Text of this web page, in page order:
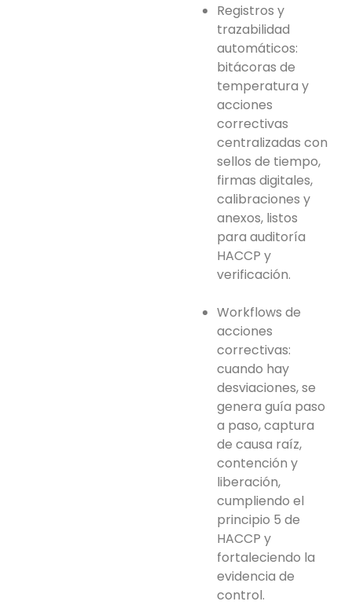
Registros y
trazabilidad
automáticos:
bitácoras de
temperatura y
acciones
correctivas
centralizadas con
sellos de tiempo,
firmas digitales,
calibraciones y
anexos, listos
para auditoría
HACCP y
verificación.
Workflows de
acciones
correctivas:
cuando hay
desviaciones, se
genera guía paso
a paso, captura
de causa raíz,
contención y
liberación,
cumpliendo el
principio 5 de
HACCP y
fortaleciendo la
evidencia de
control.